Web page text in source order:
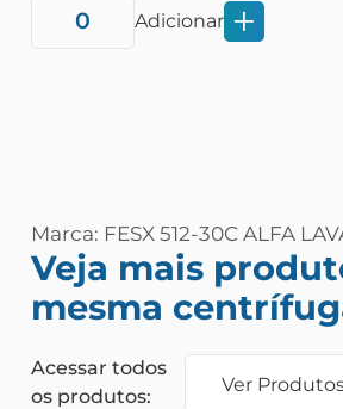
Adicionar
Marca: FESX 512-30C ALFA
Veja mais
mesma
Acessar todos
os produtos:
Ver